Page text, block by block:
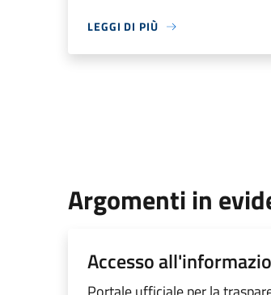
LEGGI DI PIÙ
Argomenti in
Accesso